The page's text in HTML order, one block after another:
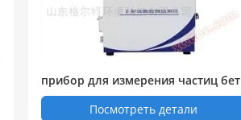
прибор для измерения частиц бет
а - излучения
Посмотреть детали